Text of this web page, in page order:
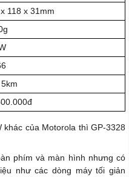
118 x 31mm
của Motorola thì GP-3328
phím và màn hình nhưng có
như các dòng máy tối giản